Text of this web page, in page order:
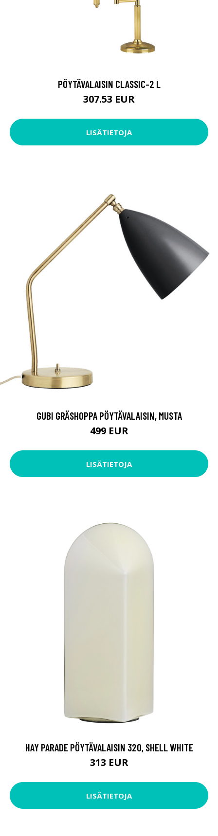
PÖYTÄVALAISIN CLASSIC-2 L
307.53 EUR
LISÄTIETOJA
GUBI GRÄSHOPPA PÖYTÄVALAISIN, MUSTA
499 EUR
LISÄTIETOJA
HAY PARADE PÖYTÄVALAISIN 320, SHELL WHITE
313 EUR
LISÄTIETOJA